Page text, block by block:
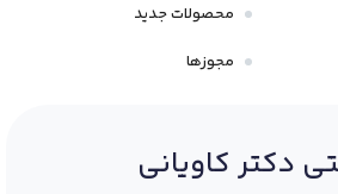
محصولات جدید
مجوزها
دکتر کاویانی